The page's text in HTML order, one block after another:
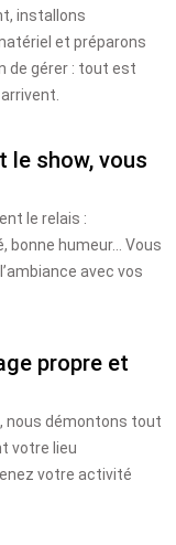
installons
et préparons
de gérer : tout est
le show, vous
le relais :
bonne humeur… Vous
avec vos
propre et
nous démontons tout
votre lieu
votre activité